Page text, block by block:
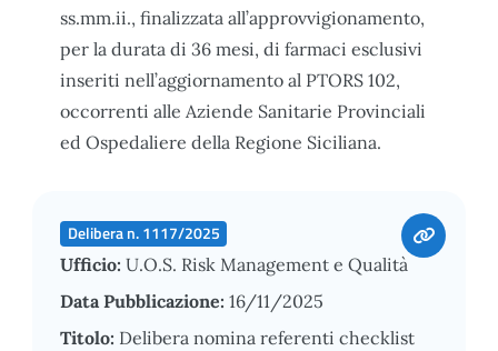
ss.mm.ii., finalizzata all’approvvigionamento,
per la durata di 36 mesi, di farmaci esclusivi
inseriti nell’aggiornamento al PTORS 102,
occorrenti alle Aziende Sanitarie Provinciali
ed Ospedaliere della Regione Siciliana.
Delibera n. 1117/2025
Ufficio: U.O.S. Risk Management e Qualità
Data Pubblicazione: 16/11/2025
Titolo: Delibera nomina referenti checklist